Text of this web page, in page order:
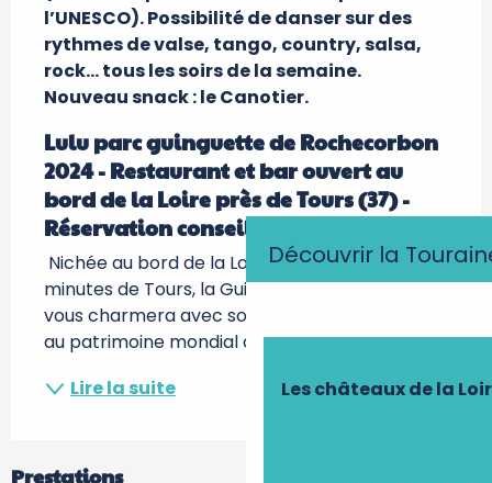
Découvrir la
Les châteaux de la
l’UNESCO). Possibilité de danser sur des
rythmes de valse, tango, country, salsa,
rock… tous les soirs de la semaine.
Nouveau snack : le Canotier.
Lulu parc guinguette de Rochecorbon
2024 - Restaurant et bar ouvert au
bord de la Loire près de Tours (37) -
Réservation conseillée
minutes de Tours, la Guinguette de Lulu Parc
vous charmera avec son cadre naturel classé
au patrimoine mondial de l’UNESCO et...
Lire la suite
Prestations